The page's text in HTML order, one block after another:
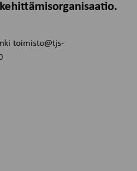
toimisto@tjs-